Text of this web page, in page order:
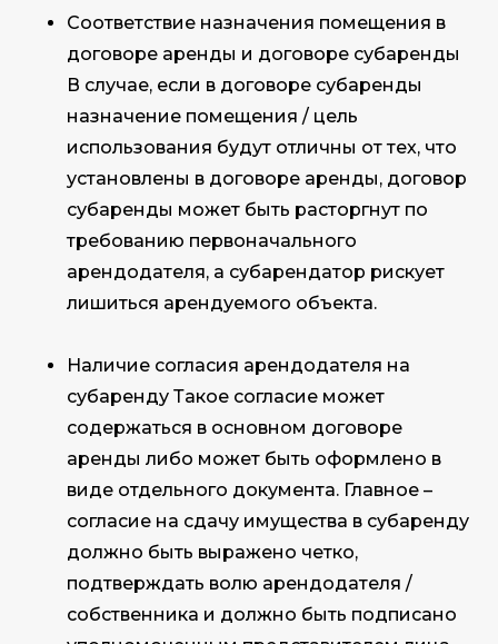
Соответствие назначения помещения в
договоре аренды и договоре субаренды
В случае, если в договоре субаренды
назначение помещения / цель
использования будут отличны от тех, что
установлены в договоре аренды, договор
субаренды может быть расторгнут по
требованию первоначального
арендодателя, а субарендатор рискует
лишиться арендуемого объекта.
Наличие согласия арендодателя на
субаренду Такое согласие может
содержаться в основном договоре
аренды либо может быть оформлено в
виде отдельного документа. Главное –
согласие на сдачу имущества в субаренду
должно быть выражено четко,
подтверждать волю арендодателя /
собственника и должно быть подписано